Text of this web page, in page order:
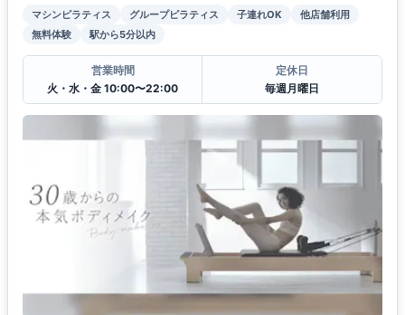
マシンピラティス グループピラティス 子連れOK
他店舗利用
無料体験
駅から5分以内
営業時間
火・水・金 10:00〜22:00
定休日
毎週月曜日